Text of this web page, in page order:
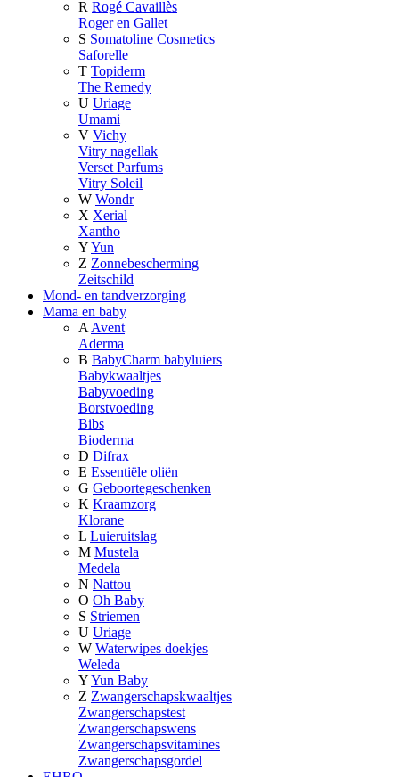
R Rogé Cavaillès
Roger en Gallet
S Somatoline Cosmetics
Saforelle
T Topiderm
The Remedy
U Uriage
Umami
V Vichy
Vitry nagellak
Verset Parfums
Vitry Soleil
W Wondr
X Xerial
Xantho
YYun
Z Zonnebescherming
Zeitschild
Mond- en tandverzorging
Mama en baby
A Avent
Aderma
B BabyCharm babyluiers
Babykwaaltjes
Babyvoeding
Borstvoeding
Bibs
Bioderma
D Difrax
E Essentiële oliën
G Geboortegeschenken
K Kraamzorg
Klorane
L Luieruitslag
M Mustela
Medela
N Nattou
O Oh Baby
S Striemen
U Uriage
W Waterwipes doekjes
Weleda
YYun Baby
Z Zwangerschapskwaaltjes
Zwangerschapstest
Zwangerschapswens
Zwangerschapsvitamines
Zwangerschapsgordel